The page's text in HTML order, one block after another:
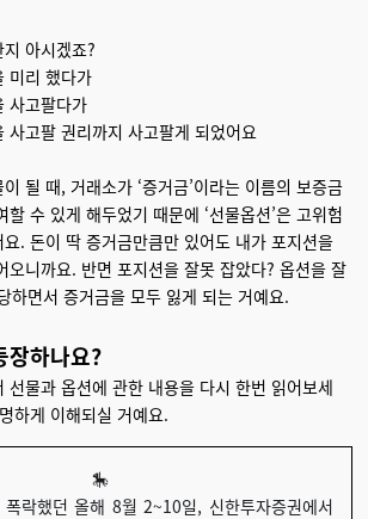
아시겠죠?
미리 했다가
사고팔다가
사고팔 권리까지 사고팔게 되었어요
될 때, 거래소가 ‘증거금’이라는 이름의 보증금
할 수 있게 해두었기 때문에 ‘선물옵션’은 고위험
. 돈이 딱 증거금만큼만 있어도 내가 포지션을
오니까요. 반면 포지션을 잘못 잡았다? 옵션을 잘
하면서 증거금을 모두 잃게 되는 거예요.
장하나요?
선물과 옵션에 관한 내용을 다시 한번 읽어보세
하게 이해되실 거예요.
🎠
락했던 올해 8월 2~10일, 신한투자증권에서